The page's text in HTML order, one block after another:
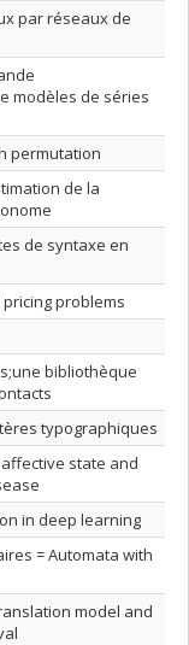
par réseaux de
modèles de séries
permutation
de la
de syntaxe en
problems
bibliothèque
typographiques
state and
in deep learning
= Automata with
model and